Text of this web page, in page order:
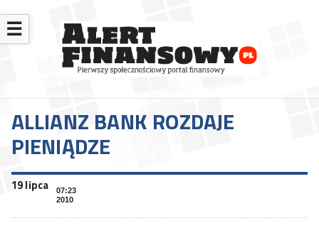
☰
ALLIANZ BANK ROZDAJE
PIENIĄDZE
19 lipca
07:23
2010